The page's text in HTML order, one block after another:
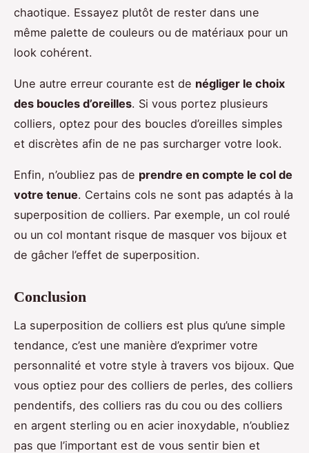
chaotique. Essayez plutôt de rester dans une
même palette de couleurs ou de matériaux pour un
look cohérent.
Une autre erreur courante est de négliger le choix
des boucles d’oreilles. Si vous portez plusieurs
colliers, optez pour des boucles d’oreilles simples
et discrètes afin de ne pas surcharger votre look.
Enfin, n’oubliez pas de prendre en compte le col de
votre tenue. Certains cols ne sont pas adaptés à la
superposition de colliers. Par exemple, un col roulé
ou un col montant risque de masquer vos bijoux et
de gâcher l’effet de superposition.
Conclusion
La superposition de colliers est plus qu’une simple
tendance, c’est une manière d’exprimer votre
personnalité et votre style à travers vos bijoux. Que
vous optiez pour des colliers de perles, des colliers
pendentifs, des colliers ras du cou ou des colliers
en argent sterling ou en acier inoxydable, n’oubliez
pas que l’important est de vous sentir bien et